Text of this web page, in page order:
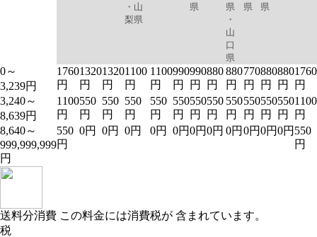
・山
梨県
県
県
・
山
口
県
県
県
0～
3,239円
1760
円
1320
円
1320
円
1100
円
1100
円
990
円
990
円
880
円
880
円
770
円
880
円
880
円
1760
円
3,240～
8,639円
1100
円
550
円
550
円
550
円
550
円
550
円
550
円
550
円
550
円
550
円
550
円
550
円
1100
円
8,640～
999,999,999
円
550
円
0円 0円 0円 0円 0円0円0円 0円 0円0円0円 550
円
送料分消費
税
この料金には消費税が 含まれています。